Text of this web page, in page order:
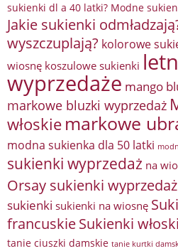
sukienki dl a 40 latki? Modne
Jakie sukienki
wyszczuplają? kolorowe
wiosnę koszulowe sukienki
wyprzedaże mango
markowe bluzki wyprzedaż
włoskie markowe
modna sukienka dla 50 latki
sukienki wyprzedaż na
Orsay sukienki wyprzedaż
sukienki sukienki na wiosnę
francuskieSukienki
tanie ciuszki damskie tanie kurtki